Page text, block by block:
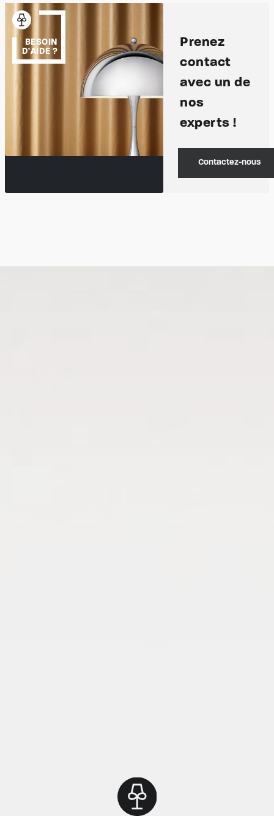
BESOIN
D'AIDE ?
Prenez
contact
avec un de
nos
experts !
Contactez-nous